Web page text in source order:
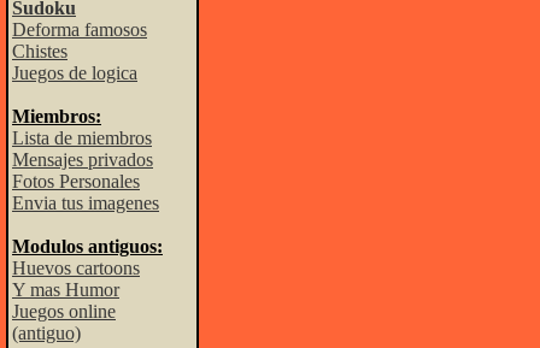
Sudoku
Deforma famosos
Chistes
Juegos de logica
Miembros:
Lista de miembros
Mensajes privados
Fotos Personales
Envia tus imagenes
Modulos antiguos:
Huevos cartoons
Y mas Humor
Juegos online
(antiguo)